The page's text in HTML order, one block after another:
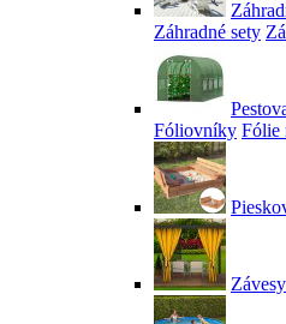
Záhradné sety
Fóliovníky Fólie